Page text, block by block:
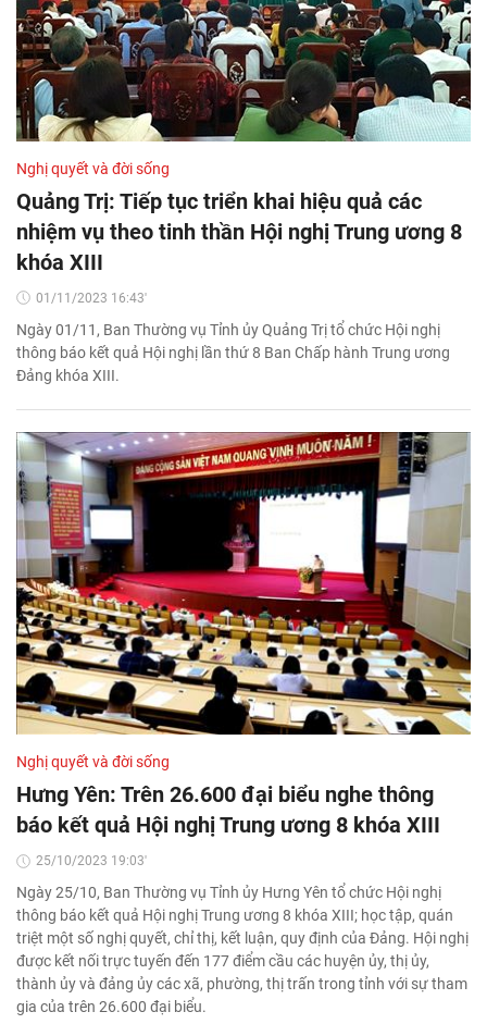
Nghị quyết và đời sống
Quảng Trị: Tiếp tục triển khai hiệu quả các
nhiệm vụ theo tinh thần Hội nghị Trung ương 8
khóa XIII
01/11/2023 16:43'
Ngày 01/11, Ban Thường vụ Tỉnh ủy Quảng Trị tổ chức Hội nghị
thông báo kết quả Hội nghị lần thứ 8 Ban Chấp hành Trung ương
Đảng khóa XIII.
Nghị quyết và đời sống
Hưng Yên: Trên 26.600 đại biểu nghe thông
báo kết quả Hội nghị Trung ương 8 khóa XIII
25/10/2023 19:03'
Ngày 25/10, Ban Thường vụ Tỉnh ủy Hưng Yên tổ chức Hội nghị
thông báo kết quả Hội nghị Trung ương 8 khóa XIII; học tập, quán
triệt một số nghị quyết, chỉ thị, kết luận, quy định của Đảng. Hội nghị
được kết nối trực tuyến đến 177 điểm cầu các huyện ủy, thị ủy,
thành ủy và đảng ủy các xã, phường, thị trấn trong tỉnh với sự tham
gia của trên 26.600 đại biểu.